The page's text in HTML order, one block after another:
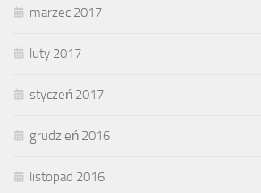
marzec 2017
luty 2017
styczeń 2017
grudzień 2016
listopad 2016